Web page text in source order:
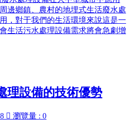
邊鄉鎮、農村的地埋式生活廢水處
，對于我們的生活環境來說這是一
生活污水處理設備需求將會急劇增
理設備的技術優勢
 瀏覽量 : 0